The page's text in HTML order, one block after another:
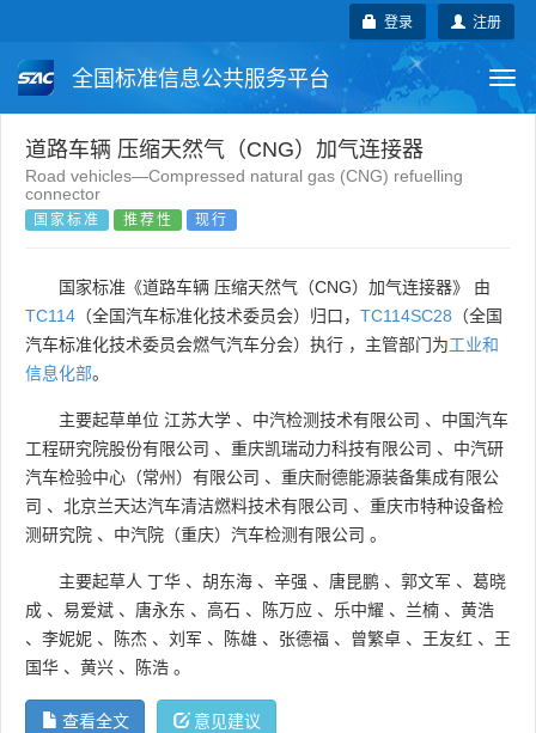
注册
登录
全国标准信息公共服务平台
国家标准 行业标准 地方标准
团体标准
道路车辆 压缩天然气（CNG）加气连接器
Road vehicles—Compressed natural gas (CNG) refuelling
connector
国家标准 推荐性 现行
国家标准《道路车辆 压缩天然气（CNG）加气连接器》 由
TC114 （全国汽车标准化技术委员会）归口， TC114SC28 （全国
汽车标准化技术委员会燃气汽车分会）执行 ，主管部门为工业和
信息化部。
主要起草单位 江苏大学 、 中汽检测技术有限公司 、 中国汽车
工程研究院股份有限公司 、 重庆凯瑞动力科技有限公司 、 中汽研
汽车检验中心（常州）有限公司 、 重庆耐德能源装备集成有限公
司 、 北京兰天达汽车清洁燃料技术有限公司 、 重庆市特种设备检
测研究院 、 中汽院（重庆）汽车检测有限公司 。
主要起草人 丁华 、 胡东海 、 辛强 、 唐昆鹏 、 郭文军 、 葛晓
成 、 易爱斌 、 唐永东 、 高石 、 陈万应 、 乐中耀 、 兰楠 、 黄浩
、 李妮妮 、 陈杰 、 刘军 、 陈雄 、 张德福 、 曾繁卓 、 王友红 、 王
国华 、 黄兴 、 陈浩 。
查看全文 意见建议